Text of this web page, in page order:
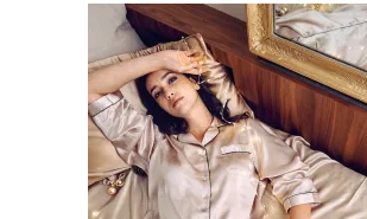
Soieplus 外拍
创意拍摄品牌视觉广告片插画时尚
计网站